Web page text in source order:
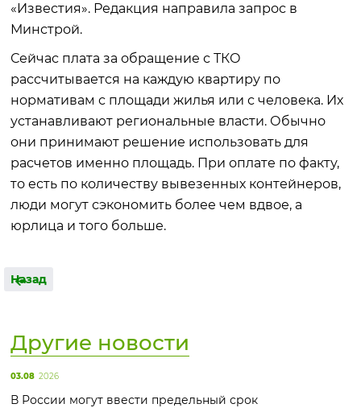
«Известия». Редакция направила запрос в
Минстрой.
Сейчас плата за обращение с ТКО
рассчитывается на каждую квартиру по
нормативам с площади жилья или с человека. Их
устанавливают региональные власти. Обычно
они принимают решение использовать для
расчетов именно площадь. При оплате по факту,
то есть по количеству вывезенных контейнеров,
люди могут сэкономить более чем вдвое, а
юрлица и того больше.
Назад
Другие новости
03.08 2026
В России могут ввести предельный срок